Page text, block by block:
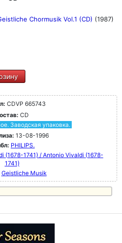
Chormusik Vol.1 (CD) (1987)
CDVP 665743
CD
Заводская упаковка.
13-08-1996
PHILIPS.
(1678-1741) / Antonio Vivaldi (1678-
1741)
Geistliche Musik